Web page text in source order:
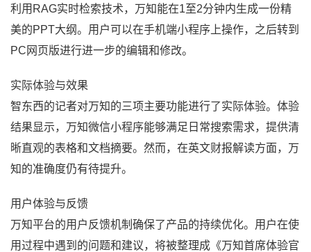
利用RAG实时检索技术，万知能在1至2分钟内生成一份精
美的PPT大纲。用户可以在手机端小程序上操作，之后转到
PC网页版进行进一步的编辑和修改。
实际体验与效果
智东西的记者对万知的三项主要功能进行了实际体验。体验
结果显示，万知微信小程序能够满足日常搜索需求，提供清
晰直观的表格和文档摘要。然而，在英文财报解读方面，万
知的准确度仍有待提升。
用户体验与反馈
万知平台的用户反馈机制确保了产品的持续优化。用户在使
用过程中遇到的问题和建议，将被整理成《万知首席体验官